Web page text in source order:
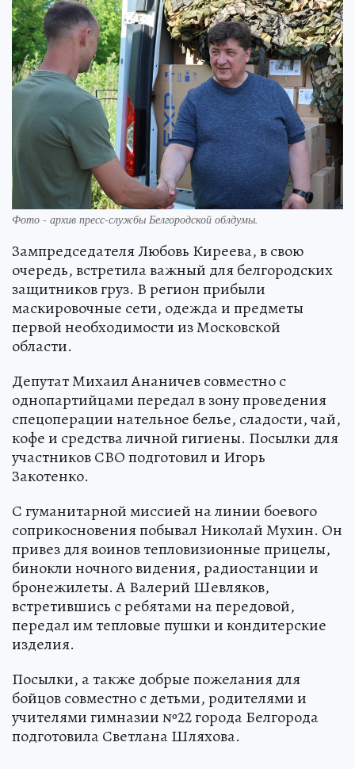
Фото - архив пресс-службы Белгородской облдумы.
Зампредседателя Любовь Киреева, в свою
очередь, встретила важный для белгородских
защитников груз. В регион прибыли
маскировочные сети, одежда и предметы
первой необходимости из Московской
области.
Депутат Михаил Ананичев совместно с
однопартийцами передал в зону проведения
спецоперации нательное белье, сладости, чай,
кофе и средства личной гигиены. Посылки для
участников СВО подготовил и Игорь
Закотенко.
С гуманитарной миссией на линии боевого
соприкосновения побывал Николай Мухин. Он
привез для воинов тепловизионные прицелы,
бинокли ночного видения, радиостанции и
бронежилеты. А Валерий Шевляков,
встретившись с ребятами на передовой,
передал им тепловые пушки и кондитерские
изделия.
Посылки, а также добрые пожелания для
бойцов совместно с детьми, родителями и
учителями гимназии №22 города Белгорода
подготовила Светлана Шляхова.